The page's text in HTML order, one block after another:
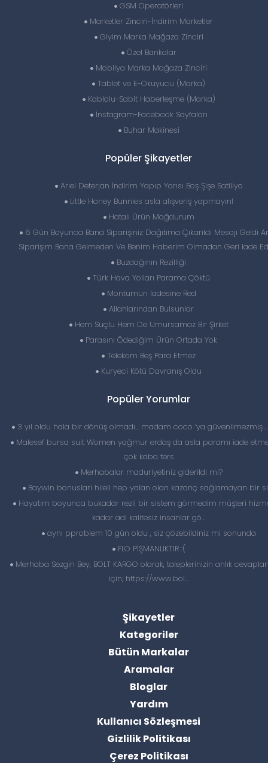
GSM Operatörleri
Marketler Zinciri-İndirim Marketler
Giyim Marka Mağaza Zinciri
Özel Bankalar
Mobilya Marka Mağaza Zinciri
Tablet ve E-Okuyucu (Marka)
Kablolu-Sabit Haberleşme (Marka)
İnstagram-Facebook Sayfaları
Buhar Makinesi
Popüler Şikayetler
Ariel Deterjan İndirim Yapıp Yarısı Boş Şişe Satiliyo
Little Honey Bunnies asla alışveriş yapmayın!
Hatalı Ürün Mağdurum
6 Gün Boyunca Bana Siparişiniz Dağıtıma Çıkarıldı Mesajı Geldi
Siparişim Bana Gelmeden Ve Benim Haberim Olmadan Geri Iade
Buzdağının Rezilliği
Türk Hava Yolları Parama Çöktü
Montumun Iadesine Red
Allahlarından Bulsunlar
Hem Suçlu Hem De Umursamaz Bir Şirket
Parasını Ödediğim Ürün Ortada Yok
Telekom Beş Para Etmez
Kuryeci Kötü Davranış Oldu
Popüler Yorumlar
3 yıl oldu hala bir dönüş olmadı… madam coco ‘ya güvenilmezmiş
Malesef bursa suit Women yağmur erdaş da asla paramı iade
çok kaba ters
Merhabalar maduriyetiniz giderildi mi?
Baywin bonuslari hileli hep yalan olan kazanç sağlamayan bir
Hayatım boyunca bukadar rezil bir sistem görmedim müşteri
kadar adi kalitesiz insanlar gö...
aynı pproblem 10 gün oldu , siz çözebildiniz mi sonunda
FLO PİŞMANLIKTIR :(
Merhaba Sezgin Bey, BOLT KARGO olarak, taleplerinizin anlık
için; https://www.bol...
Şikayetler
Kategoriler
Bütün Markalar
Aramalar
Bloglar
Yardım
Kullanıcı Sözleşmesi
Gizlilik Politikası
Çerez Politikası